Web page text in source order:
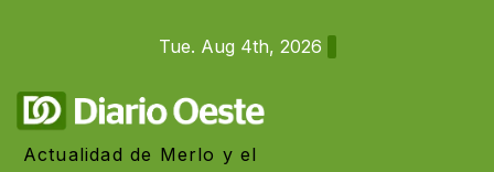
Tue. Aug 4th, 2026
Actualidad de Merlo y el